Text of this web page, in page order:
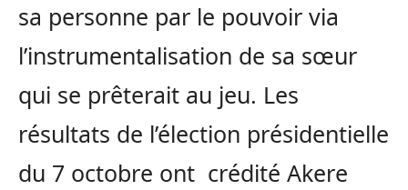
sa personne par le pouvoir via
l’instrumentalisation de sa sœur
qui se prêterait au jeu. Les
résultats de l’élection présidentielle
du 7 octobre ont crédité Akere